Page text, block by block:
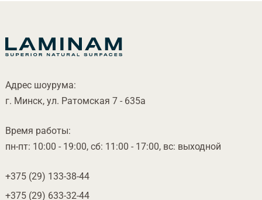
Адрес шоурума:
. Минск, ул. Ратомская 7 - 635а
ремя работы:
пн-пт: 10:00 - 19:00, сб: 11:00 - 17:00, вс: выходной
+375 (29) 133-38-44
+375 (29) 633-32-44